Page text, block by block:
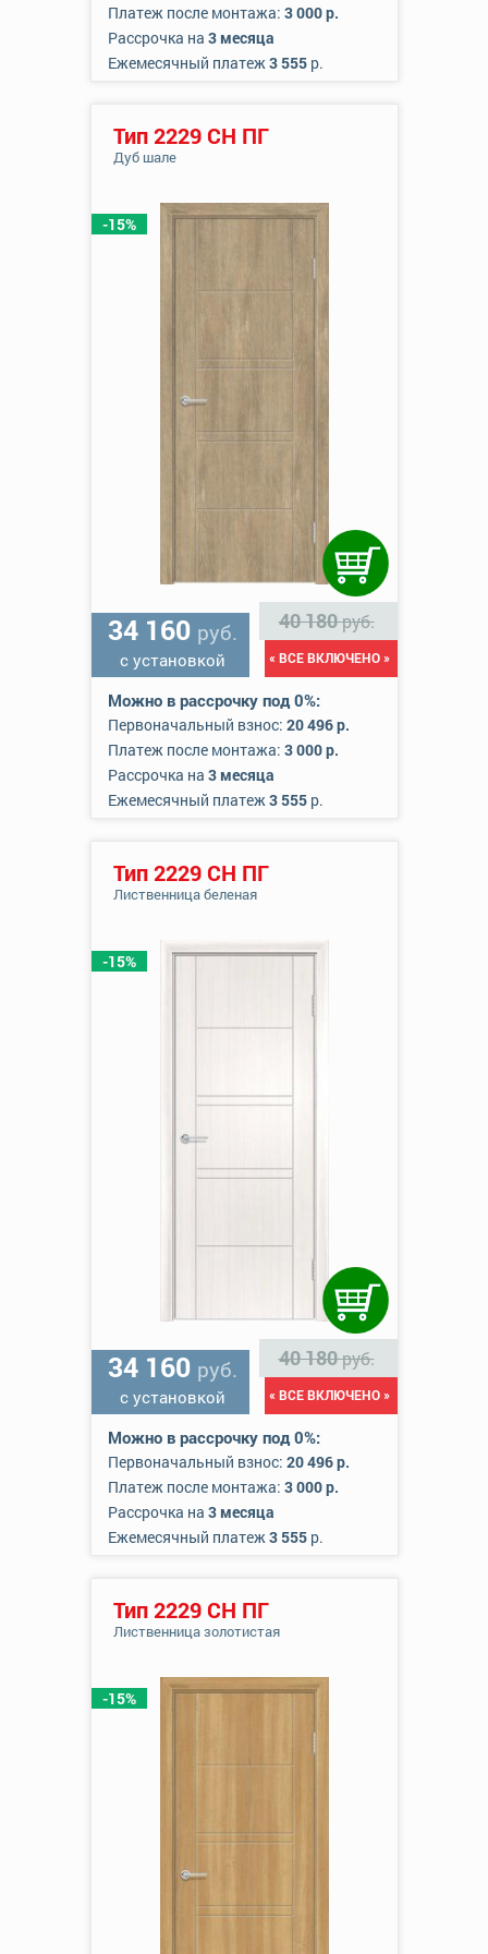
Платеж после монтажа: 3 000 р.
Рассрочка на 3 месяца
Ежемесячный платеж3 555р.
-15%
Тип 2229 СН ПГ
Дуб шале
34 160 руб.
с установкой
40 180руб.
« ВСЕ ВКЛЮЧЕНО »
Можно в рассрочку под 0%:
Первоначальный взнос: 20 496 р.
Платеж после монтажа: 3 000 р.
Рассрочка на 3 месяца
Ежемесячный платеж3 555р.
-15%
Тип 2229 СН ПГ
Лиственница беленая
34 160 руб.
с установкой
40 180руб.
« ВСЕ ВКЛЮЧЕНО »
Можно в рассрочку под 0%:
Первоначальный взнос: 20 496 р.
Платеж после монтажа: 3 000 р.
Рассрочка на 3 месяца
Ежемесячный платеж3 555р.
-15%
Тип 2229 СН ПГ
Лиственница золотистая